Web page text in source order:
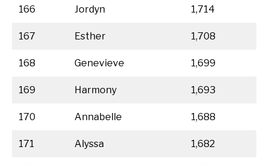
166 Jordyn 1,714
167 Esther 1,708
168 Genevieve 1,699
169 Harmony 1,693
170 Annabelle 1,688
171 Alyssa 1,682